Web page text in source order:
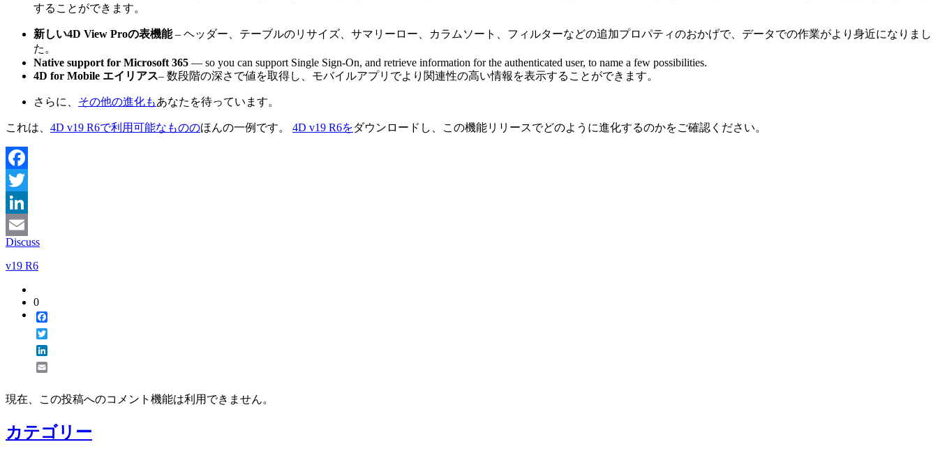
することができます。
新しい4D View Proの表機能– ヘッダー、テーブルのリサイズ、サマリーロー、カラムソート、フィルターなどの追加プロパティのおかげで、データでの作業がより身近になりまし
た。
Native support for Microsoft 365 — so you can support Single Sign-On, and retrieve information for the authenticated user, to name a few possibilities.
4D for Mobile エイリアス– 数段階の深さで値を取得し、モバイルアプリでより関連性の高い情報を表示することができます。
さらに、 その他の進化もあなたを待っています。
これは、 4D v19 R6で利用可能なもののほんの一例です。 4D v19 R6をダウンロードし、この機能リリースでどのように進化するのかをご確認ください。
Facebook
Twitter
LinkedIn
Email
Discuss
v19 R6
0
現在、この投稿へのコメント機能は利用できません。
カテゴリー